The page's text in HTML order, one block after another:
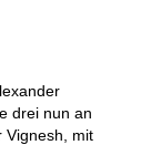
drei nun an
Vignesh, mit